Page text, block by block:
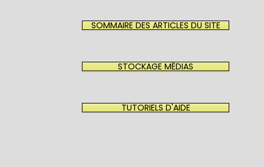
SOMMAIRE DES ARTICLES DU SITE
STOCKAGE MÉDIAS
TUTORIELS D'AIDE